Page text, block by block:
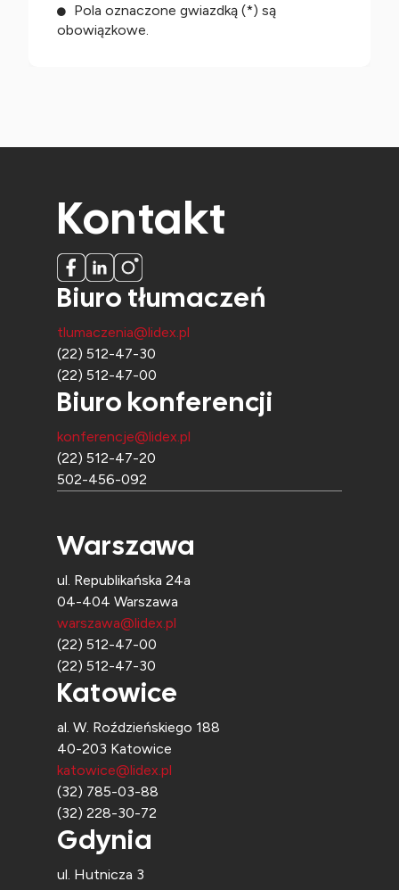
Pola oznaczone gwiazdką (*) są
obowiązkowe.
Kontakt
Biuro tłumaczeń
tlumaczenia@lidex.pl
(22) 512-47-30
(22) 512-47-00
Biuro konferencji
konferencje@lidex.pl
(22) 512-47-20
502-456-092
Warszawa
ul. Republikańska 24a
04-404 Warszawa
warszawa@lidex.pl
(22) 512-47-00
(22) 512-47-30
Katowice
al. W. Roździeńskiego 188
40-203 Katowice
katowice@lidex.pl
(32) 785-03-88
(32) 228-30-72
Gdynia
ul. Hutnicza 3